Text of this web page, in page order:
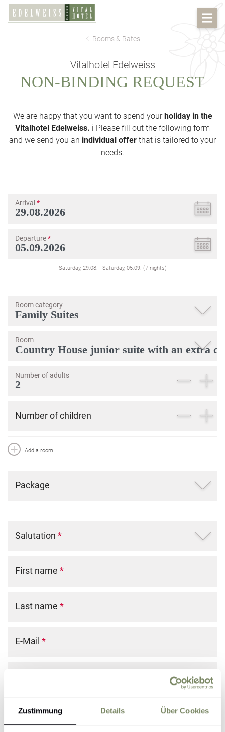
Zustimmung Details Über Cookies
Rooms & Rates
Vitalhotel Edelweiss
NON-BINDING REQUEST
We are happy that you want to spend yourholiday in the
Vitalhotel Edelweiss. i Please fill out the following form
and we send you an individual offer that is tailored to your
needs.
Arrival *
Departure*
Saturday, 29.08. - Saturday, 05.09. (7 nights)
Room category
Room
Number of adults
Number of children
Add a room
Package
Salutation *
First name *
Last name *
E-Mail *
Street